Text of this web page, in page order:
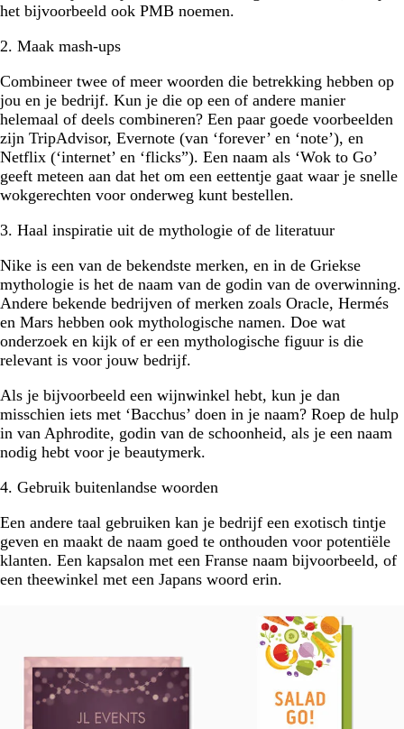
het bijvoorbeeld ook PMB noemen.
2. Maak mash-ups
Combineer twee of meer woorden die betrekking hebben op
jou en je bedrijf. Kun je die op een of andere manier
helemaal of deels combineren? Een paar goede voorbeelden
zijn TripAdvisor, Evernote (van ‘forever’ en ‘note’), en
Netflix (‘internet’ en ‘flicks”). Een naam als ‘Wok to Go’
geeft meteen aan dat het om een eettentje gaat waar je snelle
wokgerechten voor onderweg kunt bestellen.
3. Haal inspiratie uit de mythologie of de literatuur
Nike is een van de bekendste merken, en in de Griekse
mythologie is het de naam van de godin van de overwinning.
Andere bekende bedrijven of merken zoals Oracle, Hermés
en Mars hebben ook mythologische namen. Doe wat
onderzoek en kijk of er een mythologische figuur is die
relevant is voor jouw bedrijf.
Als je bijvoorbeeld een wijnwinkel hebt, kun je dan
misschien iets met ‘Bacchus’ doen in je naam? Roep de hulp
in van Aphrodite, godin van de schoonheid, als je een naam
nodig hebt voor je beautymerk.
4. Gebruik buitenlandse woorden
Een andere taal gebruiken kan je bedrijf een exotisch tintje
geven en maakt de naam goed te onthouden voor potentiële
klanten. Een kapsalon met een Franse naam bijvoorbeeld, of
een theewinkel met een Japans woord erin.